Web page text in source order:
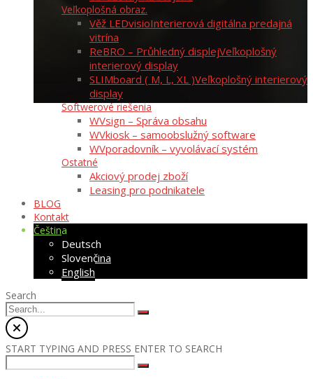
Veľkoplošná obraz.
Věž LEDvisioInterierová digitálna predajná
vitrína
ReBRO – Průhledný displejVeľkoplošný
interierový display
SLIMboard ( M, L, XL )Veľkoplošný interierový
display
Softwerové riešenia
WVsign – Správa obsahu
WVkiosk – samoobslužný software
WVporadovník – vyvolávací systém
Ostatné
Akciový prodej zboží
Leasing pro podnikatele
BLOG
Kontakt
Čeština
Deutsch
Slovenčina
English
Search
START TYPING AND PRESS ENTER TO SEARCH